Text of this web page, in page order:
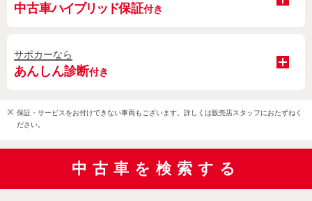
中古車ハイブリッド保証付き
サポカーなら
あんしん診断付き
保証・サービスをお付けできない車両もございます。詳しくは販売店スタッフにおたずねく
ださい。
中古車を検索する